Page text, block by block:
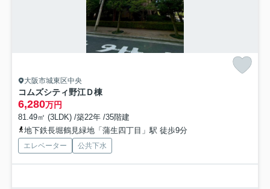
大阪市城東区中央
コムズシティ野江Ｄ棟
6,280万円
81.49㎡ (3LDK) /築22年 /35階建
地下鉄長堀鶴見緑地「蒲生四丁目」駅 徒歩9分
エレベーター 公共下水